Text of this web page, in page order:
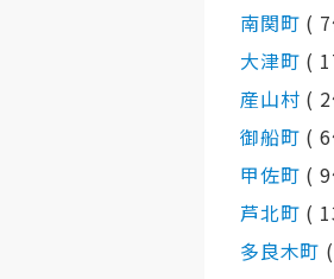
南関町 (
大津町 (
産山村 (
御船町 (
甲佐町 (
芦北町 (
多良木町